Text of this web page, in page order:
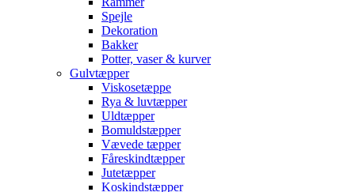
Spejle
Dekoration
Bakker
Potter, vaser & kurver
Gulvtæpper
Viskosetæppe
Rya & luvtæpper
Uldtæpper
Bomuldstæpper
Vævede tæpper
Fåreskindtæpper
Jutetæpper
Koskindstæpper